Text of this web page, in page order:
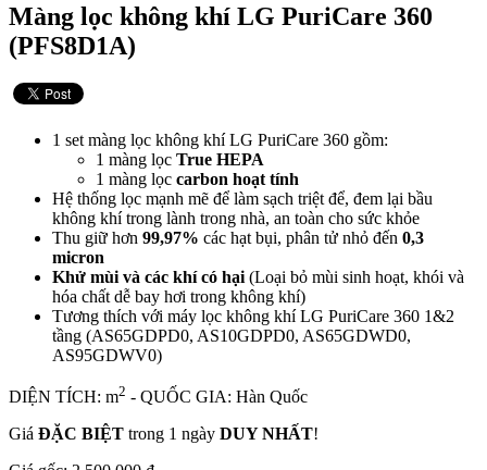
Màng lọc không khí LG PuriCare 360
(PFS8D1A)
1 set màng lọc không khí LG PuriCare 360 gồm:
1 màng lọc True HEPA
1 màng lọc carbon hoạt tính
Hệ thống lọc mạnh mẽ để làm sạch triệt để, đem lại bầu
không khí trong lành trong nhà, an toàn cho sức khỏe
Thu giữ hơn 99,97% các hạt bụi, phân tử nhỏ đến 0,3
micron
Khử mùi và các khí có hại (Loại bỏ mùi sinh hoạt, khói và
hóa chất dễ bay hơi trong không khí)
Tương thích với máy lọc không khí LG PuriCare 360 1&2
tầng (AS65GDPD0, AS10GDPD0, AS65GDWD0,
AS95GDWV0)
DIỆN TÍCH: m2 - QUỐC GIA: Hàn Quốc
Giá ĐẶC BIỆT trong 1 ngày DUY NHẤT!